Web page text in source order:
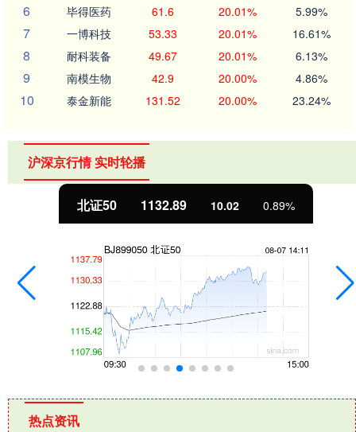
6 毕得医药 61.6 20.01% 5.99%
7 一博科技 53.33 20.01% 16.61%
8 耐科装备 49.67 20.01% 6.13%
9 南模生物 42.9 20.00% 4.86%
10 泰金新能 131.52 20.00% 23.24%
沪深京行情 实时轮播
北证50 1132.89 10.02 0.89%
热点资讯